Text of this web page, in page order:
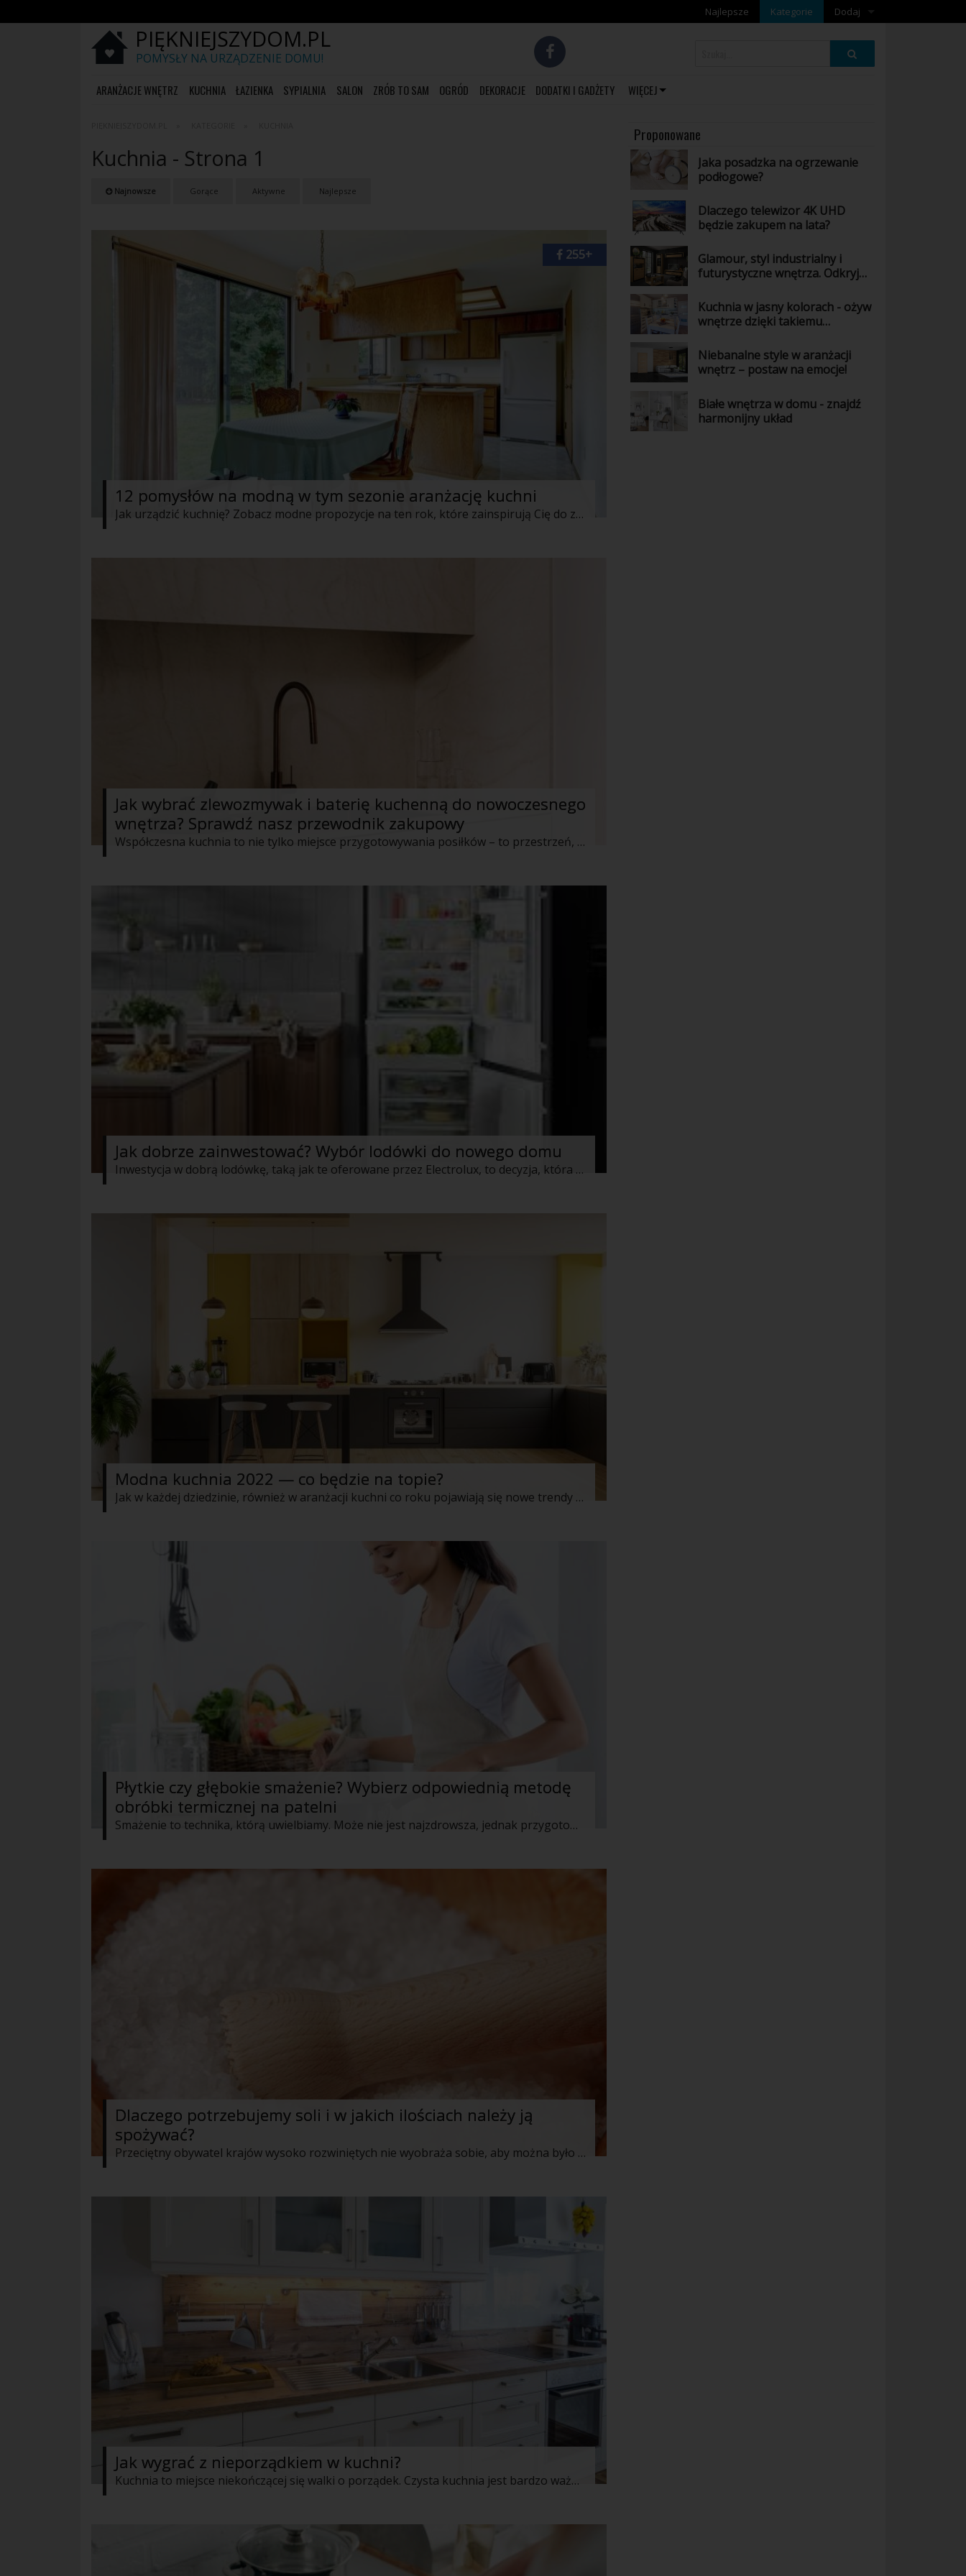
Najlepsze Kategorie
Dodaj
Dodaj galerię
PIĘKNIEJSZYDOM.PL
POMYSŁY NA URZĄDZENIE DOMU!
ARANŻACJE WNĘTRZ
KUCHNIA ŁAZIENKA SYPIALNIA SALON ZRÓB TO SAM OGRÓD DEKORACJE DODATKI I GADŻETY WIĘCEJ
Kuchnia - Strona 1
Najnowsze Gorące Aktywne Najlepsze
12 pomysłów na modną w tym sezonie aranżację kuchni
Jak urządzić kuchnię? Zobacz modne propozycje na ten rok, które zainspirują Cię do zmian!
255+
Jak wybrać zlewozmywak i baterię kuchenną do nowoczesnego
wnętrza? Sprawdź nasz przewodnik zakupowy
Współczesna kuchnia to nie tylko miejsce przygotowywania posiłków – to przestrzeń, w której funkcjonalność spotyka się z estetyką. Wybór odpowiedniego zlewozmywaka i baterii kuchennej odgrywa kluczową rolę zarówno w codziennym komforcie użytkowania, jak i w spójnym wystroju wnętrza. Sprawdź na co zwrócić uwagę, wyposażając kuchnię.
Jak dobrze zainwestować? Wybór lodówki do nowego domu
Inwestycja w dobrą lodówkę, taką jak te oferowane przez Electrolux, to decyzja, która ma znaczący wpływ na komfort i funkcjonalność kuchni w każdym nowym domu. Wybierając lodówkę, warto zwrócić uwagę na kilka kluczowych aspektów. Pierwszym z nich jest wybór między lodówką do zabudowy a wolnostojącą. Lodówki do zabudowy są idealne dla tych, którzy cenią sobie spójność i harmonię designu, podczas gdy lodówki wolnostojące oferują większą elastyczność pod względem umieszczenia sprzętu
Modna kuchnia 2022 — co będzie na topie?
Jak w każdej dziedzinie, również w aranżacji kuchni co roku pojawiają się nowe trendy i rozwiązania. W 2022 roku będziemy stawiać na starannie zaprojektowane meble z wysokiej jakości materiałów, takich jak drewno czy marmur. Celem projektantów będzie połączenie estetyki z jak największą funkcjonalnością. Co będzie na topie? Podpowiadamy.
Płytkie czy głębokie smażenie? Wybierz odpowiednią metodę
obróbki termicznej na patelni
Smażenie to technika, którą uwielbiamy. Może nie jest najzdrowsza, jednak przygotowywane tym sposobem jedzenie jest aromatyczne, chrupiące i smakowite — dlatego tak trudno jest zrezygnować ze spożywania smażonych posiłków. Warto wiedzieć, że smażyć można na różne sposoby, a dzięki użyciu mniejszej ilości tłuszczu sprawisz, że potrawy będą o wiele zdrowsze. Zobacz, na co warto zwrócić uwagę podczas smażenia!
Dlaczego potrzebujemy soli i w jakich ilościach należy ją
spożywać?
Przeciętny obywatel krajów wysoko rozwiniętych nie wyobraża sobie, aby można było spożywać posiłki bez dodatku soli. Paczka z jej białymi kryształkami na stałe gości w naszych kuchennych szafkach, czekając aż sięgniemy po nią podczas przygotowania kolejnych obiadów, sałatek czy wypieków. Również smak wielu kupowanych produktów zmieniłby się nie do poznania, gdyby nagle sól została wycofana z ich składu.
Jak wygrać z nieporządkiem w kuchni?
Kuchnia to miejsce niekończącej się walki o porządek. Czysta kuchnia jest bardzo ważna dla wszystkich domowników, jednak zdarza się, że obowiązki nie pozwalają nam na utrzymanie idealnego wyglądu tego pomieszczenia. Nie ma powodu się załamywać – wystarczy, że zdecydujemy się na zatrudnienie pomocy domowej, która zna 5 ważnych zasad mówiących, jak sprawić, by kuchnia lśniła czystością.
Proponowane
Jaka posadzka na ogrzewanie
podłogowe?
Dlaczego telewizor 4K UHD
będzie zakupem na lata?
Glamour, styl industrialny i
futurystyczne wnętrza. Odkryj
kolekcji Arosa
Kuchnia w jasny kolorach - ożyw
wnętrze dzięki takiemu
Niebanalne style w aranżacji
wnętrz – postaw na emocje!
Białe wnętrza w domu - znajdź
harmonijny układ